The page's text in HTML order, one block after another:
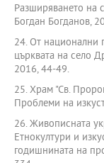
Разширяването на
Богдан Богданов,
24. От национални
църквата на село
2016, 44-49.
25. Храм "Св.
Проблеми на
26. Живописната
Етнокултури и
годишнината на